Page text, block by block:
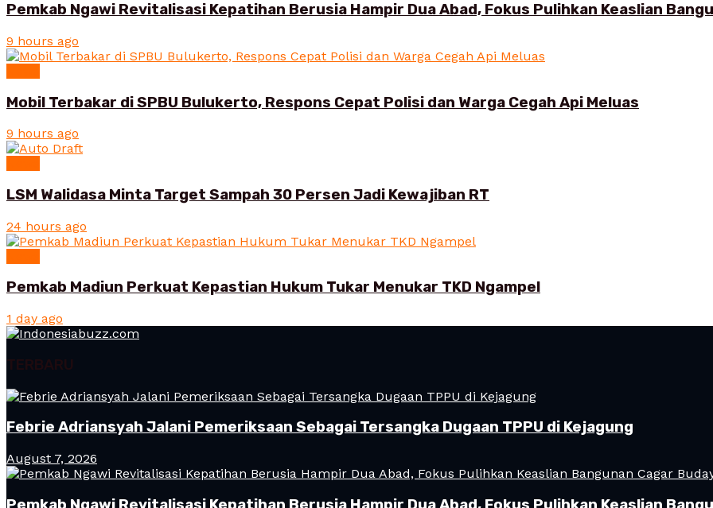
Pemkab Ngawi Revitalisasi Kepatihan Berusia Hampir Dua Abad, Fokus Pulihkan Keaslian
9 hours ago
Mobil Terbakar di SPBU Bulukerto, Respons Cepat Polisi dan Warga Cegah Api Meluas
9 hours ago
LSM Walidasa Minta Target Sampah 30 Persen Jadi Kewajiban RT
24 hours ago
Pemkab Madiun Perkuat Kepastian Hukum Tukar Menukar TKD Ngampel
1 day ago
TERBARU
Febrie Adriansyah Jalani Pemeriksaan Sebagai Tersangka Dugaan TPPU di Kejagung
August 7, 2026